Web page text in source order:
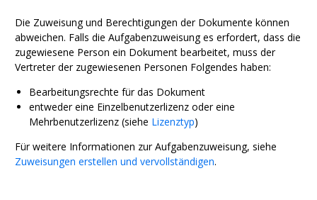
Die Zuweisung und Berechtigungen der Dokumente können
abweichen. Falls die Aufgabenzuweisung es erfordert, dass die
zugewiesene Person ein Dokument bearbeitet, muss der
Vertreter der zugewiesenen Personen Folgendes haben:
Bearbeitungsrechte für das Dokument
entweder eine Einzelbenutzerlizenz oder eine
Mehrbenutzerlizenz (siehe Lizenztyp)
Für weitere Informationen zur Aufgabenzuweisung, siehe
Zuweisungen erstellen und vervollständigen.